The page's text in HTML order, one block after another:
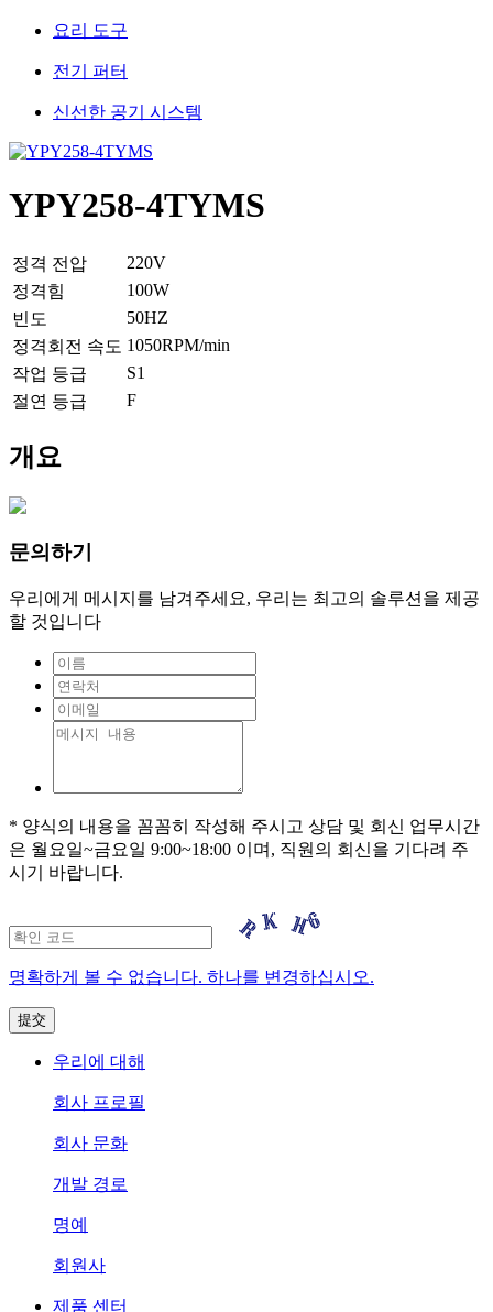
요리 도구
전기 퍼터
신선한 공기 시스템
YPY258-4TYMS
정격 전압
220V
정격힘
100W
빈도
50HZ
정격회전 속도 1050RPM/min
작업 등급
S1
절연 등급
F
개요
문의하기
우리에게 메시지를 남겨주세요, 우리는 최고의 솔루션을 제공
할 것입니다
* 양식의 내용을 꼼꼼히 작성해 주시고 상담 및 회신 업무시간
은 월요일~금요일 9:00~18:00 이며, 직원의 회신을 기다려 주
시기 바랍니다.
명확하게 볼 수 없습니다. 하나를 변경하십시오.
우리에 대해
회사 프로필
회사 문화
개발 경로
명예
회원사
제품 센터